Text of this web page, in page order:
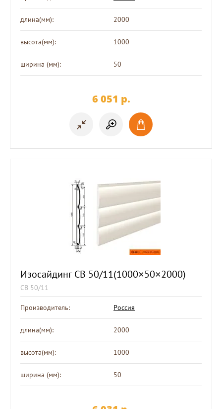
длина(мм): 2000
высота(мм): 1000
ширина (мм): 50
6 051 p.
Изосайдинг СВ 50/11(1000×50×2000)
СВ 50/11
Производитель: Россия
длина(мм): 2000
высота(мм): 1000
ширина (мм): 50